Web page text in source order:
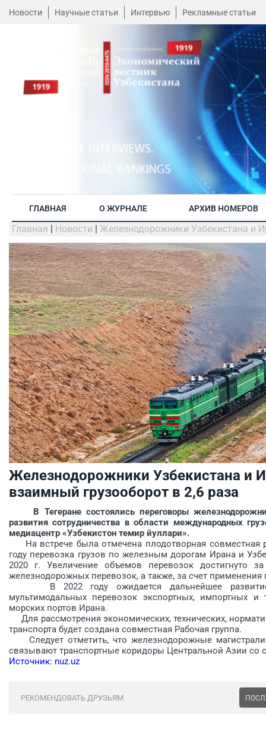
Новости Научные статьи Интервью Рекламные статьи
ГЛАВНАЯ О ЖУРНАЛЕ АРХИВ НОМЕРОВ
Главная | Новости | Железнодорожники Узбекистана и
Железнодорожники Узбекистана и
взаимный грузооборот в 2,6 раза
В Тегеране состоялись переговоры
развития сотрудничества в области международных
медиацентр «Узбекистон темир йуллари».
На встрече была отмечена плодотворная совместная
году перевозка грузов по железным дорогам Ирана и
2020 г. Увеличение объемов перевозок достигнуто
железнодорожных перевозок, а также, за счет
В 2022 году ожидается дальнейшее развитие
мультимодальных перевозок экспортных, импортных
морских портов Ирана.
Для рассмотрения экономических, технических,
транспорта будет создана совместная Рабочая группа.
Следует отметить, что железнодорожные
связывают транспортные коридоры Центральной Азии
Источник: nuz.uz
РЕКОМЕНДОВАТЬ ДРУЗЬЯМ